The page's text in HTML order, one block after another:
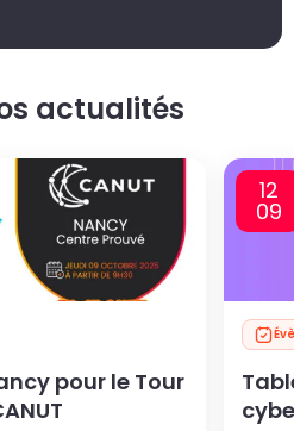
actualités
pour le Tour
12
09